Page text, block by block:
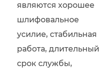
являются хорошее
шлифовальное
усилие, стабильная
работа, длительный
срок службы,